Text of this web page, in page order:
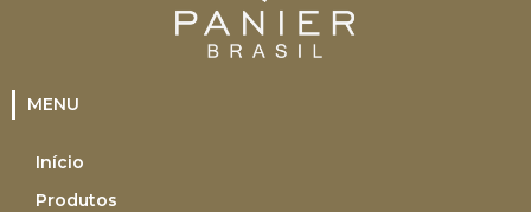
MENU
Início
Produtos